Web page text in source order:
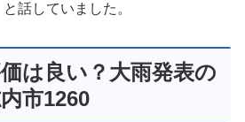
話していました。
は良い？大雨発表の
市1260